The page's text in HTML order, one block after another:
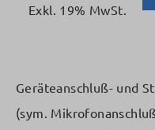
Exkl. 19% MwSt.
Geräteanschluß- und
(sym.